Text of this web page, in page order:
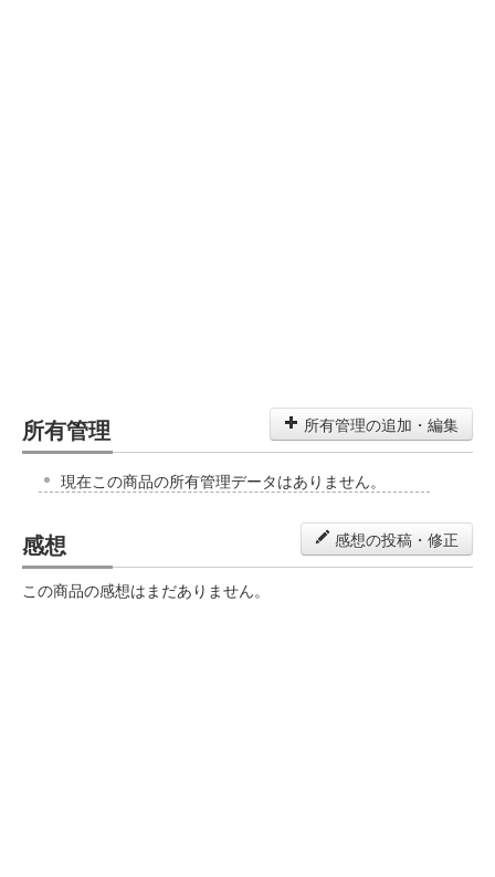
所有管理 所有管理の追加・編集
現在この商品の所有管理データはありません。
感想 感想の投稿・修正
この商品の感想はまだありません。